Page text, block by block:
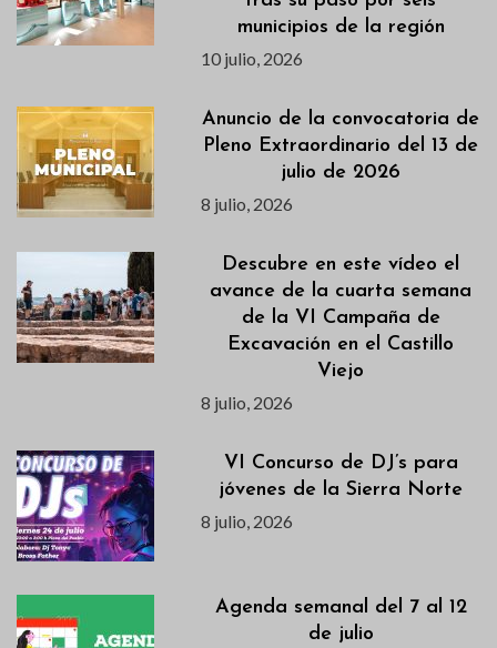
municipios de la región
10 julio, 2026
Anuncio de la convocatoria de
Pleno Extraordinario del 13 de
julio de 2026
8 julio, 2026
Descubre en este vídeo el
avance de la cuarta semana
de la VI Campaña de
Excavación en el Castillo
Viejo
8 julio, 2026
VI Concurso de DJ’s para
jóvenes de la Sierra Norte
8 julio, 2026
Agenda semanal del 7 al 12
de julio